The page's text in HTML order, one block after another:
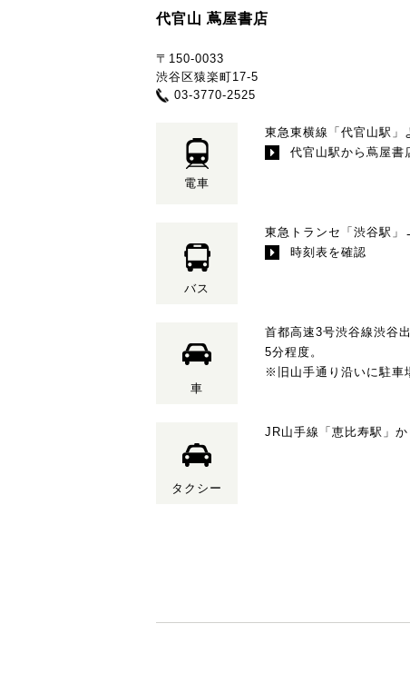
代官山 蔦屋書店
〒150-0033
渋谷区猿楽町17-5
03-3770-2525
電車
東急東横線「代官山駅」
代官山駅から蔦屋書
バス
東急トランセ「渋谷駅」
時刻表を確認
車
首都高速3号渋谷線渋谷
5分程度。
※旧山手通り沿いに駐車
タクシー
JR山手線「恵比寿駅」